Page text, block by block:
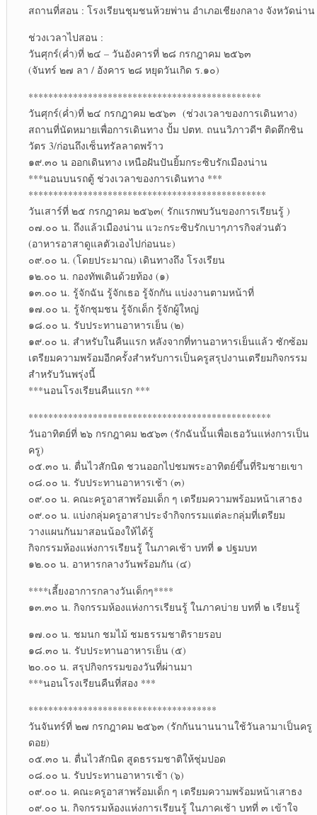
สถานที่สอน : โรงเรียนชุมชนห้วยพ่าน อำเภอเชียงกลาง จังหวัดน่าน
ช่วงเวลาไปสอน :
วันศุกร์(ค่ำ)ที่ ๒๔ – วันอังคารที่ ๒๘ กรกฎาคม ๒๕๖๓
(จันทร์ ๒๗ ลา / อังคาร ๒๘ หยุดวันเกิด ร.๑๐)
***********************************************
วันศุกร์(ค่ำ)ที่ ๒๔ กรกฎาคม ๒๕๖๓ (ช่วงเวลาของการเดินทาง)
สถานที่นัดหมายเพื่อการเดินทาง ปั้ม ปตท. ถนนวิภาวดีฯ ติดตึกชิน
วัตร 3/ก่อนถึงเซ็นทรัลลาดพร้าว
๑๙.๓๐ น ออกเดินทาง เหนือฝันปันยิ้มกระซิบรักเมืองน่าน
***นอนบนรถตู้ ช่วงเวลาของการเดินทาง ***
************************************************
วันเสาร์ที่ ๒๕ กรกฎาคม ๒๕๖๓( รักแรกพบวันของการเรียนรู้ )
๐๗.๐๐ น. ถึงแล้วเมืองน่าน แวะกระซิบรักเบาๆภารกิจส่วนตัว
(อาหารอาสาดูแลตัวเองไปก่อนนะ)
๐๙.๐๐ น. (โดยประมาณ) เดินทางถึง โรงเรียน
๑๒.๐๐ น. กองทัพเดินด้วยท้อง (๑)
๑๓.๐๐ น. รู้จักฉัน รู้จักเธอ รู้จักกัน แบ่งงานตามหน้าที่
๑๗.๐๐ น. รู้จักชุมชน รู้จักเด็ก รู้จักผู้ใหญ่
๑๘.๐๐ น. รับประทานอาหารเย็น (๒)
๑๙.๐๐ น. สำหรับในคืนแรก หลังจากที่ทานอาหารเย็นแล้ว ซักซ้อม
เตรียมความพร้อมอีกครั้งสำหรับการเป็นครูสรุปงานเตรียมกิจกรรม
สำหรับวันพรุ่งนี้
***นอนโรงเรียนคืนแรก ***
*************************************************
วันอาทิตย์ที่ ๒๖ กรกฎาคม ๒๕๖๓ (รักฉันนั้นเพื่อเธอวันแห่งการเป็น
ครู)
๐๕.๓๐ น. ตื่นไวสักนิด ชวนออกไปชมพระอาทิตย์ขึ้นที่ริมชายเขา
๐๘.๐๐ น. รับประทานอาหารเช้า (๓)
๐๙.๐๐ น. คณะครูอาสาพร้อมเด็ก ๆ เตรียมความพร้อมหน้าเสาธง
๐๙.๐๐ น. แบ่งกลุ่มครูอาสาประจำกิจกรรมแต่ละกลุ่มที่เตรียม
วางแผนกันมาสอนน้องให้ได้รู้
กิจกรรมห้องแห่งการเรียนรู้ ในภาคเช้า บทที่ ๑ ปฐมบท
๑๒.๐๐ น. อาหารกลางวันพร้อมกัน (๔)
****เลี้ยงอาการกลางวันเด็กๆ****
๑๓.๓๐ น. กิจกรรมห้องแห่งการเรียนรู้ ในภาคบ่าย บทที่ ๒ เรียนรู้
๑๗.๐๐ น. ชมนก ชมไม้ ชมธรรมชาติรายรอบ
๑๘.๓๐ น. รับประทานอาหารเย็น (๕)
๒๐.๐๐ น. สรุปกิจกรรมของวันที่ผ่านมา
***นอนโรงเรียนคืนที่สอง ***
**************************************
วันจันทร์ที่ ๒๗ กรกฎาคม ๒๕๖๓ (รักกันนานนานใช้วันลามาเป็นครู
ดอย)
๐๕.๓๐ น. ตื่นไวสักนิด สูดธรรมชาติให้ชุ่มปอด
๐๘.๐๐ น. รับประทานอาหารเช้า (๖)
๐๙.๐๐ น. คณะครูอาสาพร้อมเด็ก ๆ เตรียมความพร้อมหน้าเสาธง
๐๙.๐๐ น. กิจกรรมห้องแห่งการเรียนรู้ ในภาคเช้า บทที่ ๓ เข้าใจ